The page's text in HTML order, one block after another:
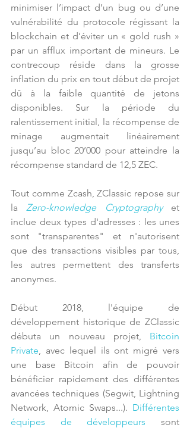
minimiser l’impact d’un bug ou d’une
vulnérabilité du protocole régissant la
blockchain et d’éviter un « gold rush »
par un afflux important de mineurs. Le
contrecoup réside dans la grosse
inflation du prix en tout début de projet
dû à la faible quantité de jetons
disponibles. Sur la période du
ralentissement initial, la récompense de
minage augmentait linéairement
jusqu’au bloc 20’000 pour atteindre la
récompense standard de 12,5 ZEC.
Tout comme Zcash, ZClassic repose sur
la Zero-knowledge Cryptography et
inclue deux types d'adresses : les unes
sont "transparentes" et n'autorisent
que des transactions visibles par tous,
les autres permettent des transferts
anonymes.
Début 2018, l'équipe de
développement historique de ZClassic
débuta un nouveau projet, Bitcoin
Private, avec lequel ils ont migré vers
une base Bitcoin afin de pouvoir
bénéficier rapidement des différentes
avancées techniques (Segwit, Lightning
Network, Atomic Swaps...). Différentes
équipes de développeurs